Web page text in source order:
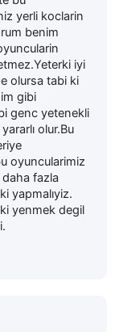
yerli koclarin
benim
iyi
olursa tabi ki
gibi
genc yetenekli
olur.Bu
oyuncularimiz
fazla
yapmalıyiz.
yenmek degil